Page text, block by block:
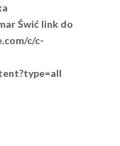
Świć link do
c/c-